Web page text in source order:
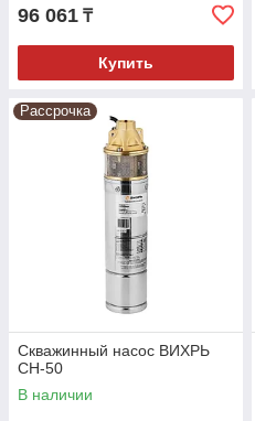
96 061 ₸
Купить
Рассрочка
Скважинный насос ВИХРЬ
СН-50
В наличии